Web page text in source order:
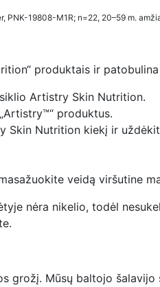
PNK-19808-M1R; n=22, 20–59 m.
produktais ir
Artistry Skin Nutrition.
produktus.
Nutrition kiekį ir
veidą viršutine
nėra nikelio, todėl
grožį. Mūsų baltojo šalavijo